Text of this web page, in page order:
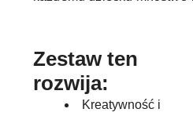
Zestaw ten
rozwija:
Kreatywność i